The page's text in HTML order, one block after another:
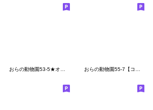
おらの動物園53-5★オカメインコ9絵文字 おらの動物園55-7【コザクラインコ5】